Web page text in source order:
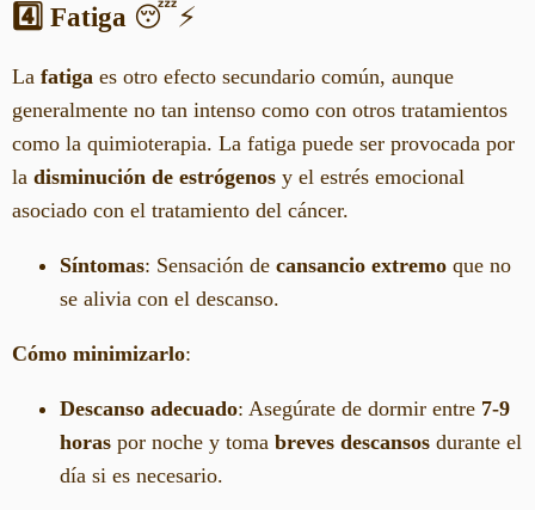
4️⃣ Fatiga 😴⚡
La fatiga es otro efecto secundario común, aunque
generalmente no tan intenso como con otros tratamientos
como la quimioterapia. La fatiga puede ser provocada por
la disminución de estrógenos y el estrés emocional
asociado con el tratamiento del cáncer.
Síntomas: Sensación de cansancio extremo que no
se alivia con el descanso.
Cómo minimizarlo:
Descanso adecuado: Asegúrate de dormir entre 7-9
horas por noche y toma breves descansos durante el
día si es necesario.